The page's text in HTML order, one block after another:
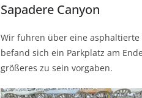
Sapadere Canyon
Wir fuhren über eine asphaltierte
befand sich ein Parkplatz am
größeres zu sein vorgaben.